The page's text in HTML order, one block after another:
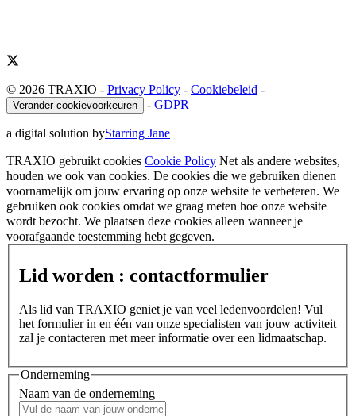
© 2026 TRAXIO - Privacy Policy - Cookiebeleid -
Verander cookievoorkeuren - GDPR
a digital solution byStarring Jane
TRAXIO gebruikt cookies Cookie Policy Net als andere websites,
houden we ook van cookies. De cookies die we gebruiken dienen
voornamelijk om jouw ervaring op onze website te verbeteren. We
gebruiken ook cookies omdat we graag meten hoe onze website
wordt bezocht. We plaatsen deze cookies alleen wanneer je
voorafgaande toestemming hebt gegeven.
Lid worden : contactformulier
Als lid van TRAXIO geniet je van veel ledenvoordelen! Vul
het formulier in en één van onze specialisten van jouw activiteit
zal je contacteren met meer informatie over een lidmaatschap.
Onderneming
Naam van de onderneming